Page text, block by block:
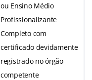
ou Ensino Médio
Profissionalizante
Completo com
certificado devidamente
registrado no órgão
competente